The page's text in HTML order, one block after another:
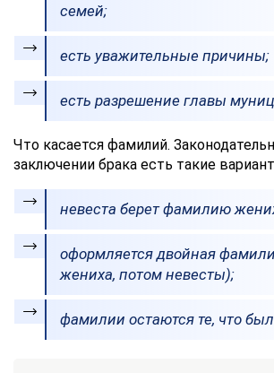
семей;
есть уважительные причины;
есть разрешение главы
Что касается фамилий.
заключении брака есть такие
невеста берет фамилию
оформляется двойная
жениха, потом невесты);
фамилии остаются те, что